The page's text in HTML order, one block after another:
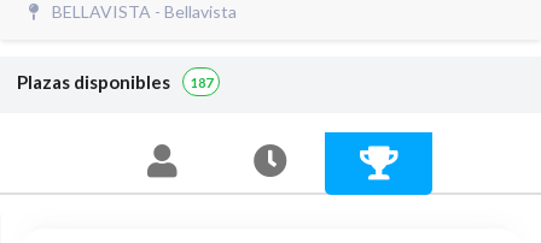
BELLAVISTA - Bellavista
Plazas disponibles 187